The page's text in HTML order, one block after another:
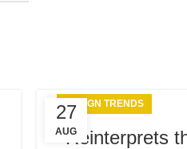
27
AUG
DESIGN TRENDS
Reinterprets